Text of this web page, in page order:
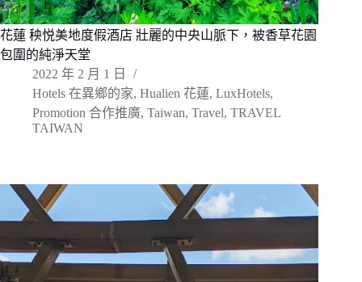
花蓮 秧悦美地度假酒店 壯麗的中央山脈下，被香草花園
包圍的純淨天堂
2022 年 2 月 1 日
Hotels 在異鄉的家, Hualien 花蓮, LuxHotels,
Promotion 合作推廣, Taiwan, Travel, TRAVEL
TAIWAN